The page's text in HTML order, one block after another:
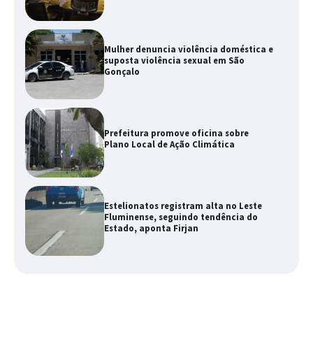
Mulher denuncia violência doméstica e
suposta violência sexual em São
Gonçalo
Prefeitura promove oficina sobre
Plano Local de Ação Climática
Estelionatos registram alta no Leste
Fluminense, seguindo tendência do
Estado, aponta Firjan